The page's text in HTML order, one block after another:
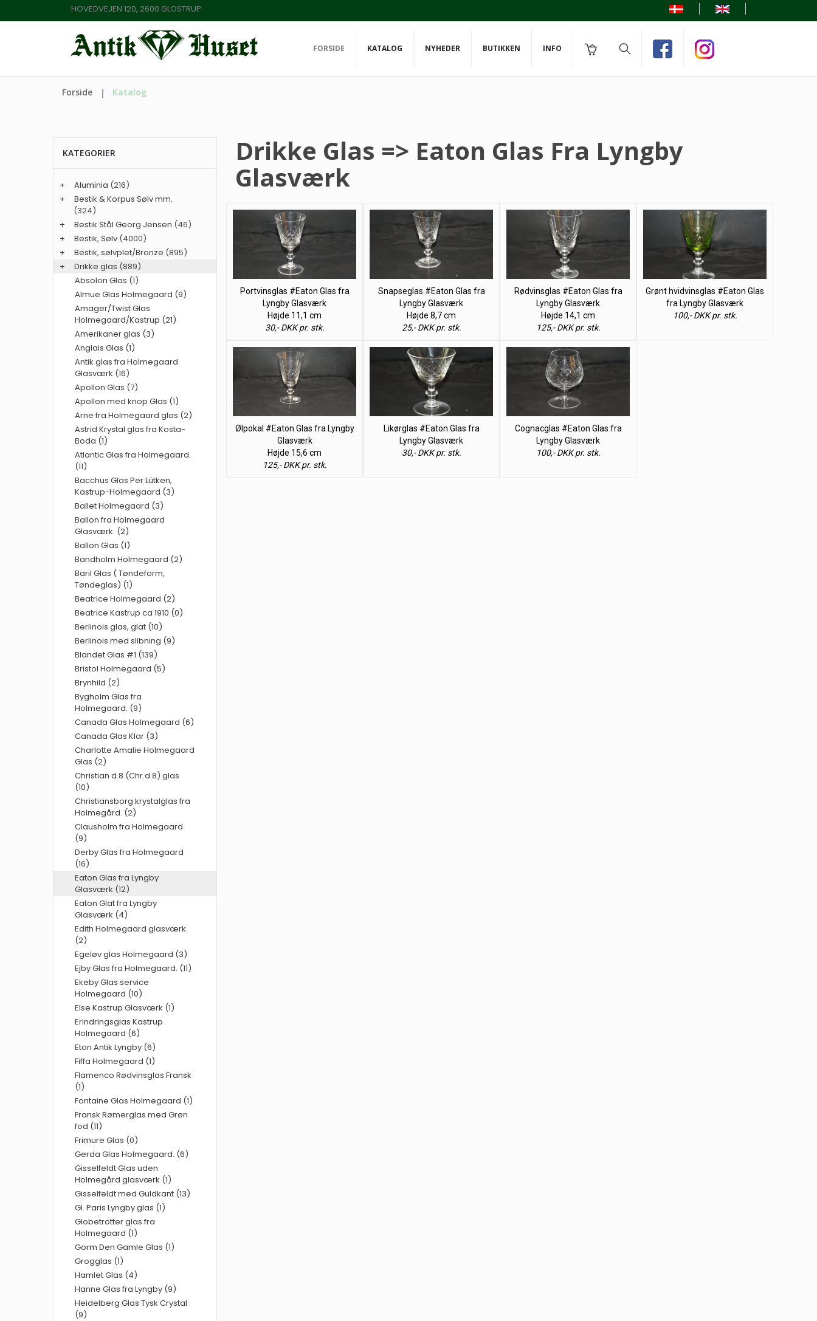
HOVEDVEJEN 120, 2600 GLOSTRUP
FORSIDE KATALOG NYHEDER BUTIKKEN INFO
Forside Katalog
Drikke Glas => Eaton Glas Fra Lyngby
Glasværk
Portvinsglas #Eaton Glas fra
Lyngby Glasværk
Højde 11,1 cm
30,- DKK pr. stk.
Snapseglas #Eaton Glas fra
Lyngby Glasværk
Højde 8,7 cm
25,- DKK pr. stk.
Rødvinsglas #Eaton Glas fra
Lyngby Glasværk
Højde 14,1 cm
125,- DKK pr. stk.
Grønt hvidvinsglas #Eaton Glas
fra Lyngby Glasværk
100,- DKK pr. stk.
Ølpokal #Eaton Glas fra Lyngby
Glasværk
Højde 15,6 cm
125,- DKK pr. stk.
Likørglas #Eaton Glas fra
Lyngby Glasværk
30,- DKK pr. stk.
Cognacglas #Eaton Glas fra
Lyngby Glasværk
100,- DKK pr. stk.
KATEGORIER
+ Aluminia (216)
+
Bestik & Korpus Sølv mm.
(324)
+
Bestik Stål Georg Jensen (46)
+
Bestik, Sølv (4000)
+
Bestik, sølvplet/Bronze (895)
+
Drikke glas (889)
Absolon Glas (1)
Almue Glas Holmegaard (9)
Amager/Twist Glas
Holmegaard/Kastrup (21)
Amerikaner glas (3)
Anglais Glas (1)
Antik glas fra Holmegaard
Glasværk (16)
Apollon Glas (7)
Apollon med knop Glas (1)
Arne fra Holmegaard glas (2)
Astrid Krystal glas fra Kosta-
Boda (1)
Atlantic Glas fra Holmegaard.
(11)
Bacchus Glas Per Lütken,
Kastrup-Holmegaard (3)
Ballet Holmegaard (3)
Ballon fra Holmegaard
Glasværk. (2)
Ballon Glas (1)
Bandholm Holmegaard (2)
Baril Glas ( Tøndeform,
Tøndeglas) (1)
Beatrice Holmegaard (2)
Beatrice Kastrup ca 1910 (0)
Berlinois glas, glat (10)
Berlinois med slibning (9)
Blandet Glas #1 (139)
Bristol Holmegaard (5)
Brynhild (2)
Bygholm Glas fra
Holmegaard. (9)
Canada Glas Holmegaard (6)
Canada Glas Klar (3)
Charlotte Amalie Holmegaard
Glas (2)
Christian d.8 (Chr.d.8) glas
(10)
Christiansborg krystalglas fra
Holmegård. (2)
Clausholm fra Holmegaard
(9)
Derby Glas fra Holmegaard
(16)
Eaton Glas fra Lyngby
Glasværk (12)
Eaton Glat fra Lyngby
Glasværk (4)
Edith Holmegaard glasværk.
(2)
Egeløv glas Holmegaard (3)
Ejby Glas fra Holmegaard. (11)
Ekeby Glas service
Holmegaard (10)
Else Kastrup Glasværk (1)
Erindringsglas Kastrup
Holmegaard (6)
Eton Antik Lyngby (6)
Fiffa Holmegaard (1)
Flamenco Rødvinsglas Fransk
(1)
Fontaine Glas Holmegaard (1)
Fransk Rømerglas med Grøn
fod (11)
Frimure Glas (0)
Gerda Glas Holmegaard. (6)
Gisselfeldt Glas uden
Holmegård glasværk (1)
Gisselfeldt med Guldkant (13)
Gl. Paris Lyngby glas (1)
Globetrotter glas fra
Holmegaard (1)
Gorm Den Gamle Glas (1)
Grogglas (1)
Hamlet Glas (4)
Hanne Glas fra Lyngby (9)
Heidelberg Glas Tysk Crystal
(9)